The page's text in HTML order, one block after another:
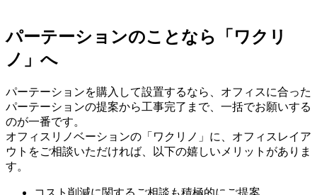
パーテーションのことなら「ワクリ
ノ」へ
パーテーションを購入して設置するなら、 オフィスに合った
パーテーションの提案から工事完了まで、一括でお願いする
のが一番です。
オフィスリノベーションの 「ワクリノ」 に、オフィスレイア
ウトをご相談いただければ、以下の嬉しいメリットがありま
す。